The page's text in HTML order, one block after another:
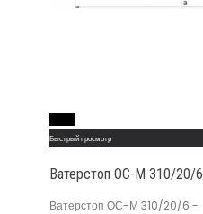
Быстрый просмотр
Ватерстоп ОС-М 310/20/6
Ватерстоп ОС-М 310/20/6 -